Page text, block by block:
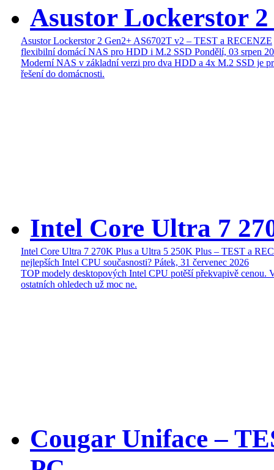
Asustor Lockerstor
Asustor Lockerstor 2 Gen2+ AS6702T v2 – TEST a RECENZE
flexibilní domácí NAS pro HDD i M.2 SSD Pondělí, 03 srpen
Moderní NAS v základní verzi pro dva HDD a 4x M.2 SSD je
řešení do domácnosti.
Intel Core Ultra 7
Intel Core Ultra 7 270K Plus a Ultra 5 250K Plus – TEST a
nejlepších Intel CPU současnosti? Pátek, 31 červenec 2026
TOP modely desktopových Intel CPU potěší překvapivě cenou.
ostatních ohledech už moc ne.
Cougar Uniface –